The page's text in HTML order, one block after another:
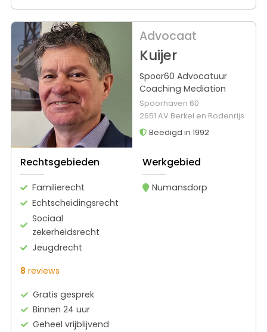
Advocaat
Kuijer
Spoor60 Advocatuur
Coaching Mediation
Spoorhaven 60
2651 AV Berkel en Rodenrijs
Beëdigd in 1992
Rechtsgebieden
Familierecht
Echtscheidingsrecht
Sociaal
zekerheidsrecht
Jeugdrecht
Werkgebied
Numansdorp
8 reviews
Gratis gesprek
Binnen 24 uur
Geheel vrijblijvend